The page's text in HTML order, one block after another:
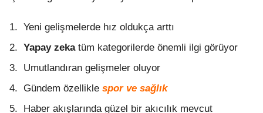
Yeni gelişmelerde hız oldukça arttı
Yapay zekatüm kategorilerde önemli ilgi görüyor
Umutlandıran gelişmeler oluyor
Gündem özellikle spor ve sağlık
Haber akışlarında güzel bir akıcılık mevcut